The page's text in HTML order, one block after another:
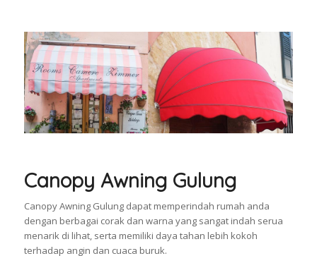
Canopy Awning Gulung
Canopy Awning Gulung dapat memperindah rumah anda
dengan berbagai corak dan warna yang sangat indah serua
menarik di lihat, serta memiliki daya tahan lebih kokoh
terhadap angin dan cuaca buruk.